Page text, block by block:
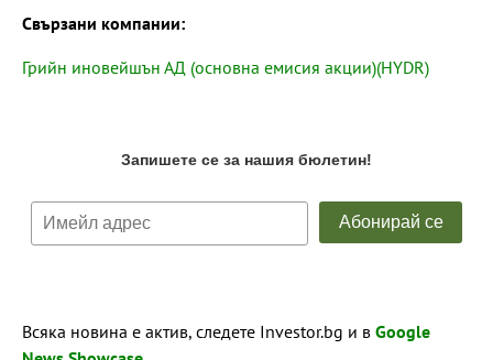
Свързани компании:
Грийн иновейшън АД (основна емисия акции)(HYDR)
Всяка новина е актив, следете Investor.bg и в Google